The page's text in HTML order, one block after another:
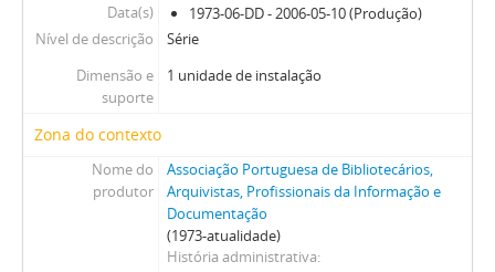
Data(s)
1973-06-DD - 2006-05-10 (Produção)
Nível de descrição
Série
Dimensão e
suporte
1 unidade de instalação
Zona do contexto
Nome do
produtor
Associação Portuguesa de Bibliotecários,
Arquivistas, Profissionais da Informação e
Documentação
(1973-atualidade)
História administrativa